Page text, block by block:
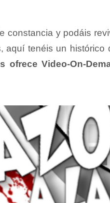
constancia y podáis
aquí tenéis un
ofrece Video-On-